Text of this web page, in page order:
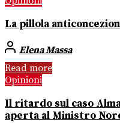
La pillola
Elena Massa
Read more
Opinioni
Il ritardo sul caso
aperta al Ministro